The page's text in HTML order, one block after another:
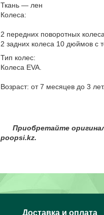
Ткань — лен
Колеса:
2 передних поворотных
2 задних колеса 10 дюймов с
Тип колес:
Колеса EVA.
Возраст: от 7 месяцев до 3 лет.
Ваши дети -
Приобретайте
poopsi.kz.
Доставка и оплата